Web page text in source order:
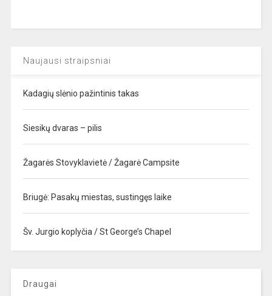
Naujausi straipsniai
Kadagių slėnio pažintinis takas
Siesikų dvaras – pilis
Žagarės Stovyklavietė / Žagarė Campsite
Briugė: Pasakų miestas, sustingęs laike
Šv. Jurgio koplyčia / St George’s Chapel
Draugai